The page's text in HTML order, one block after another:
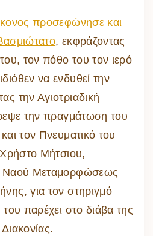
προσεφώνησε και
, εκφράζοντας
τον πόθο του τον ιερό
να ενδυθεί την
την Αγιοτριαδική
την πραγμάτωση του
τον Πνευματικό του
Μήτσιου,
Ναού Μεταμορφώσεως
για τον στηριγμό
παρέχει στο διάβα της